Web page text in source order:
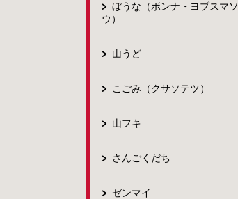
ぼうな（ボンナ・ヨブスマソ
ウ）
山うど
こごみ（クサソテツ）
山フキ
さんごくだち
ゼンマイ